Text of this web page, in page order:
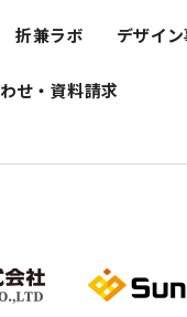
折兼ラボ デザイ
せ・資料請求